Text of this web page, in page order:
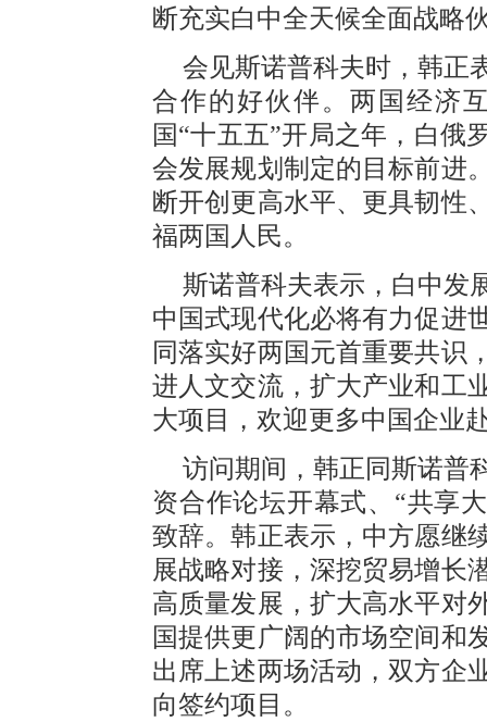
断充实白中全天候全面战略
会见斯诺普科夫时，韩正
合作的好伙伴。两国经济
国“十五五”开局之年，白俄
会发展规划制定的目标前进
断开创更高水平、更具韧性
福两国人民。
斯诺普科夫表示，白中发
中国式现代化必将有力促进
同落实好两国元首重要共识
进人文交流，扩大产业和工
大项目，欢迎更多中国企业
访问期间，韩正同斯诺普
资合作论坛开幕式、“共享
致辞。韩正表示，中方愿继
展战略对接，深挖贸易增长
高质量发展，扩大高水平对
国提供更广阔的市场空间和
出席上述两场活动，双方企
向签约项目。